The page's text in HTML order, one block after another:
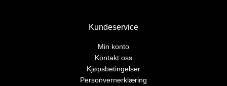
Kundeservice
Min konto
Kontakt oss
Kjøpsbetingelser
Personvernerklæring